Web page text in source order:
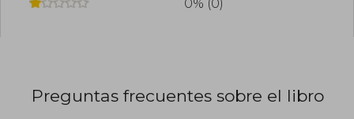
0% (0)
Preguntas frecuentes sobre el libro